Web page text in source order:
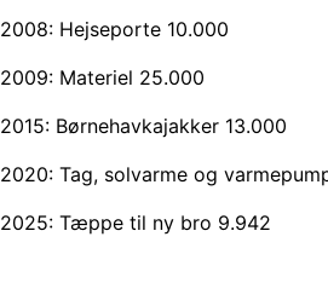
2008: Hejseporte 10.000
2009: Materiel 25.000
2015: Børnehavkajakker 13.000
2020: Tag, solvarme og
2025: Tæppe til ny bro 9.942